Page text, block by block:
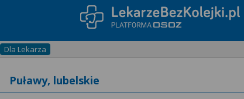
Dla Lekarza